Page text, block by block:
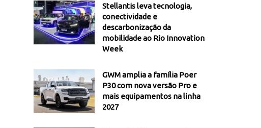
Stellantis leva tecnologia,
conectividade e
descarbonização da
mobilidade ao Rio Innovation
Week
GWM amplia a família Poer
P30 com nova versão Pro e
mais equipamentos na linha
2027